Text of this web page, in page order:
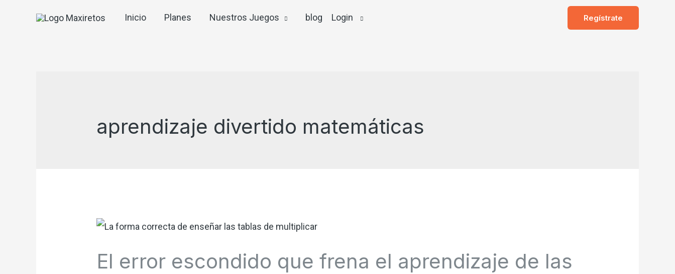
Inicio Planes Nuestros Juegos blog Login Regístrate
aprendizaje divertido matemáticas
El error escondido que frena el aprendizaje de las